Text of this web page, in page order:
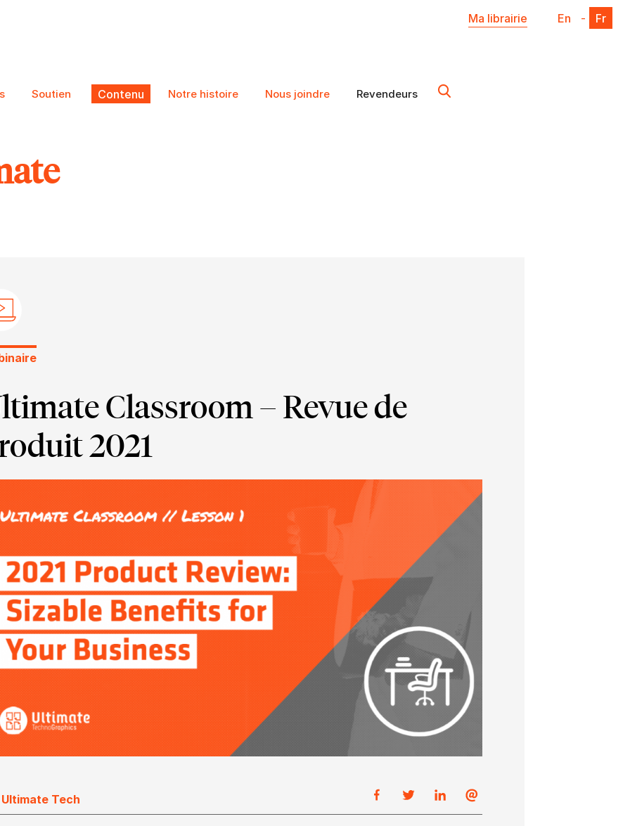
Ma librairie En - Fr
Soutien Contenu Notre histoire Nous joindre Revendeurs
Classroom – Revue de
2021
Tech